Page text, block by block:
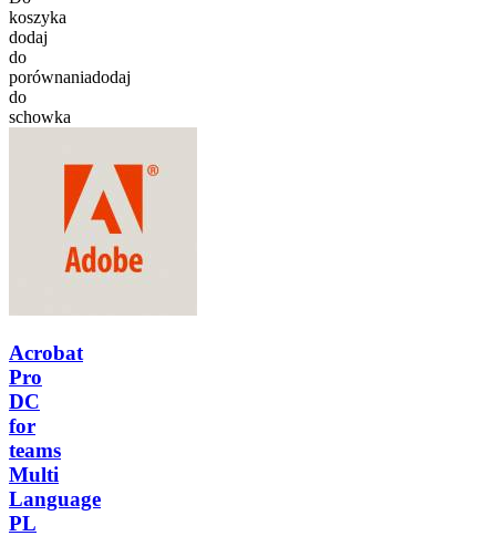
koszyka
dodaj
do
porównaniadodaj
do
schowka
Acrobat
Pro
DC
for
teams
Multi
Language
PL